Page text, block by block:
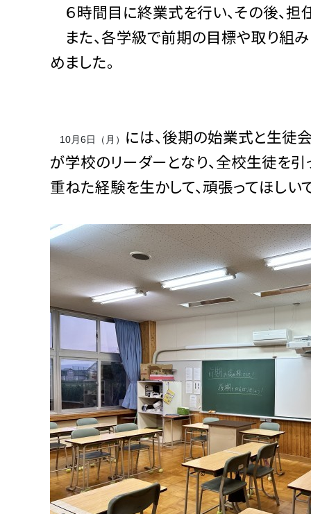
６時間目に終業式を行い、その後、
また、各学級で前期の目標や取り組
めました。
10月6日（月）
には、後期の始業式と生徒
が学校のリーダーとなり、全校生徒を引
重ねた経験を生かして、頑張ってほしい